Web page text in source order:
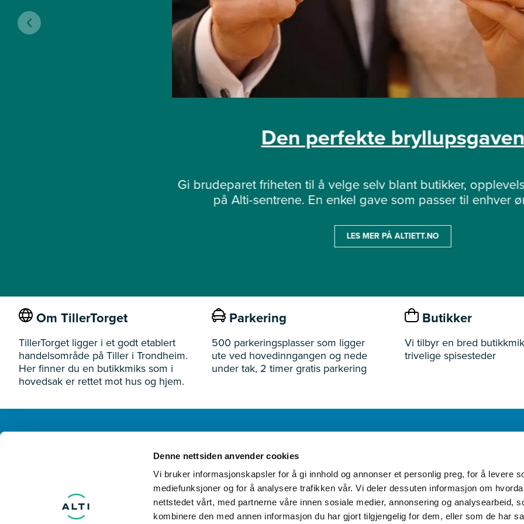
Denne nettsiden anvender cookies
Vi bruker informasjonskapsler for å gi innhold og annonser et personlig preg, for å levere
mediefunksjoner og for å analysere trafikken vår. Vi deler dessuten informasjon om
nettstedet vårt, med partnerne våre innen sosiale medier, annonsering og analysearbeid,
kombinere den med annen informasjon du har gjort tilgjengelig for dem, eller som de har
Den perfekte
Gi brudeparet friheten til å velge selv blant butikker,
på Alti-sentrene. En enkel gave som passer til enhver
LES MER PÅ ALTIETT.NO
Om TillerTorget
TillerTorget ligger i et godt etablert
handelsområde på Tiller i Trondheim.
Her finner du en butikkmiks som i
hovedsak er rettet mot hus og hjem.
Parkering
500 parkeringsplasser som ligger
ute ved hovedinngangen og nede
under tak, 2 timer gratis parkering
Butikker
Vi tilbyr en bred
trivelige spisesteder